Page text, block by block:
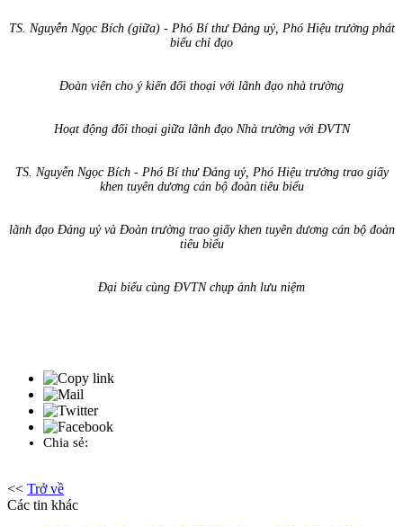
TS. Nguyễn Ngọc Bích (giữa) - Phó Bí thư Đảng uỷ, Phó Hiệu trưởng phát
biểu chỉ đạo
Đoàn viên cho ý kiến đối thoại với lãnh đạo nhà trường
Hoạt động đối thoại giữa lãnh đạo Nhà trường với ĐVTN
TS. Nguyễn Ngọc Bích - Phó Bí thư Đảng uỷ, Phó Hiệu trưởng trao giấy
khen tuyên dương cán bộ đoàn tiêu biểu
lãnh đạo Đảng uỷ và Đoàn trường trao giấy khen tuyên dương cán bộ đoàn
tiêu biểu
Đại biểu cùng ĐVTN chụp ảnh lưu niệm
Chia sẻ:
<< Trở về
Các tin khác